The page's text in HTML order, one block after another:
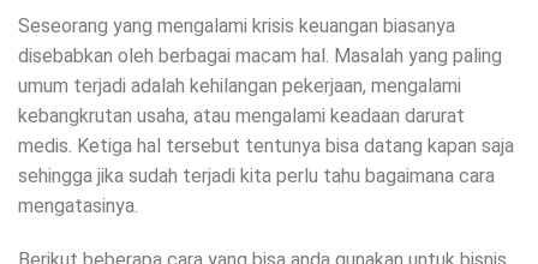
Seseorang yang mengalami krisis keuangan biasanya
disebabkan oleh berbagai macam hal. Masalah yang paling
umum terjadi adalah kehilangan pekerjaan, mengalami
kebangkrutan usaha, atau mengalami keadaan darurat
medis. Ketiga hal tersebut tentunya bisa datang kapan saja
sehingga jika sudah terjadi kita perlu tahu bagaimana cara
mengatasinya.